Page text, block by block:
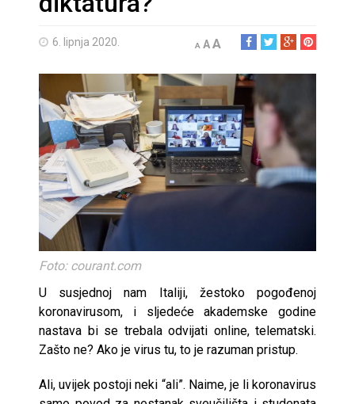
6. lipnja 2020. A AA
Foto: courant.com
U susjednoj nam Italiji, žestoko pogođenoj
koronavirusom, i sljedeće akademske godine
nastava bi se trebala odvijati online, telematski.
Zašto ne? Ako je virus tu, to je razuman pristup.
Ali, uvijek postoji neki “ali”. Naime, je li koronavirus